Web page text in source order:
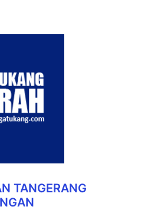
TANGERANG